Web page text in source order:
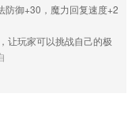
防御+30，魔力回复速度+2
让玩家可以挑战自己的极